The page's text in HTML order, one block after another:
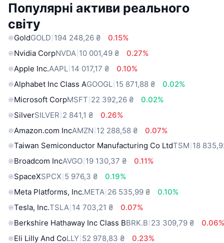
Популярні активи реального
світу
GoldGOLD 194 248,26 ₴
0.15%
Nvidia CorpNVDA 10 001,49 ₴
0.27%
Apple Inc.AAPL 14 017,17 ₴
0.10%
Alphabet Inc Class AGOOGL 15 871,88 ₴
0.02%
Microsoft CorpMSFT 22 392,26 ₴
0.02%
SilverSILVER 2 841,1 ₴
0.26%
Amazon.com IncAMZN 12 288,58 ₴
0.07%
Taiwan Semiconductor Manufacturing Co LtdTSM 18
Broadcom IncAVGO 19 130,37 ₴
0.11%
SpaceXSPCX 5 976,3 ₴
0.19%
Meta Platforms, Inc.META 26 535,99 ₴
0.10%
Tesla, Inc.TSLA 14 703,21 ₴
0.07%
Berkshire Hathaway Inc Class BBRK.B 23 309,79 ₴
Eli Lilly And CoLLY 52 978,83 ₴
0.23%